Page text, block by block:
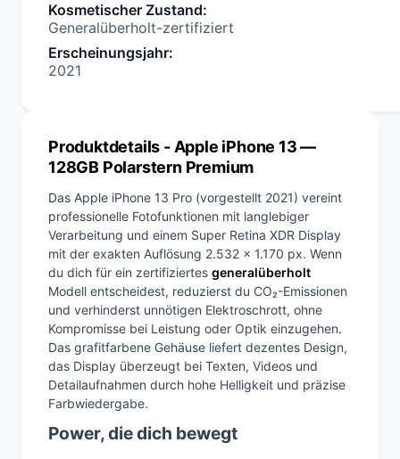
Kosmetischer Zustand:
Generalüberholt-zertifiziert
Erscheinungsjahr:
2021
Produktdetails - Apple iPhone 13 —
128GB Polarstern Premium
Das Apple iPhone 13 Pro (vorgestellt 2021) vereint
professionelle Fotofunktionen mit langlebiger
Verarbeitung und einem Super Retina XDR Display
mit der exakten Auflösung 2.532 x 1.170 px. Wenn
du dich für ein zertifiziertes generalüberholt
Modell entscheidest, reduzierst du CO₂-Emissionen
und verhinderst unnötigen Elektroschrott, ohne
Kompromisse bei Leistung oder Optik einzugehen.
Das grafitfarbene Gehäuse liefert dezentes Design,
das Display überzeugt bei Texten, Videos und
Detailaufnahmen durch hohe Helligkeit und präzise
Farbwiedergabe.
Power, die dich bewegt